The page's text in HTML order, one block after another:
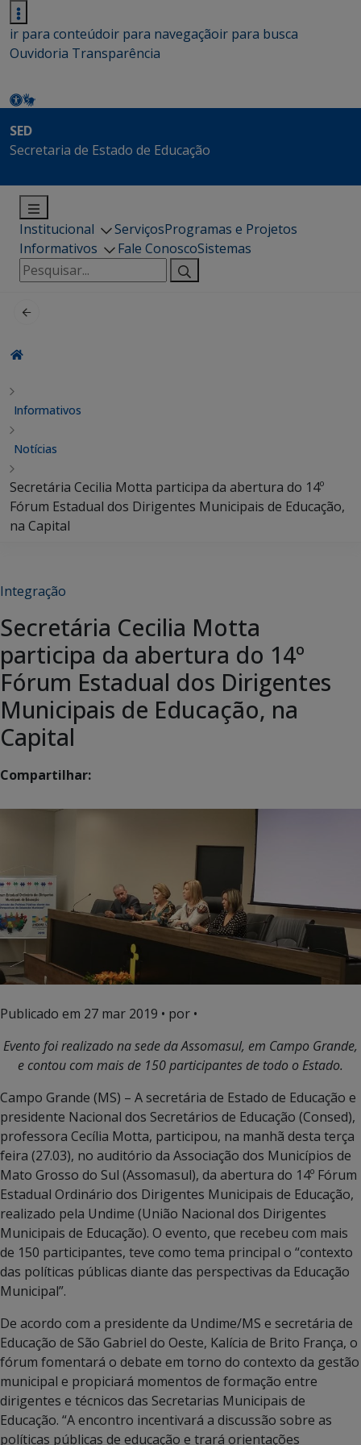
ir para conteúdoir para navegaçãoir para busca
Ouvidoria Transparência
SED
Secretaria de Estado de Educação
Institucional ServiçosProgramas e Projetos
Informativos
Fale ConoscoSistemas
Pesquisar
por:
Informativos
Notícias
Secretária Cecilia Motta participa da abertura do 14º
Fórum Estadual dos Dirigentes Municipais de Educação,
na Capital
Integração
Secretária Cecilia Motta
participa da abertura do 14º
Fórum Estadual dos Dirigentes
Municipais de Educação, na
Capital
Compartilhar:
Publicado em 27 mar 2019 • por •
Evento foi realizado na sede da Assomasul, em Campo Grande,
e contou com mais de 150 participantes de todo o Estado.
Campo Grande (MS) – A secretária de Estado de Educação e
presidente Nacional dos Secretários de Educação (Consed),
professora Cecília Motta, participou, na manhã desta terça
feira (27.03), no auditório da Associação dos Municípios de
Mato Grosso do Sul (Assomasul), da abertura do 14º Fórum
Estadual Ordinário dos Dirigentes Municipais de Educação,
realizado pela Undime (União Nacional dos Dirigentes
Municipais de Educação). O evento, que recebeu com mais
de 150 participantes, teve como tema principal o “contexto
das políticas públicas diante das perspectivas da Educação
Municipal”.
De acordo com a presidente da Undime/MS e secretária de
Educação de São Gabriel do Oeste, Kalícia de Brito França, o
fórum fomentará o debate em torno do contexto da gestão
municipal e propiciará momentos de formação entre
dirigentes e técnicos das Secretarias Municipais de
Educação. “A encontro incentivará a discussão sobre as
políticas públicas de educação e trará orientações